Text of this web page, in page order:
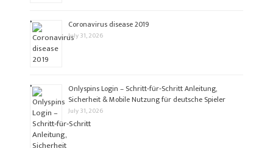
Coronavirus disease 2019
July 31, 2026
Onlyspins Login – Schritt‑für‑Schritt Anleitung,
Sicherheit & Mobile Nutzung für deutsche Spieler
July 31, 2026